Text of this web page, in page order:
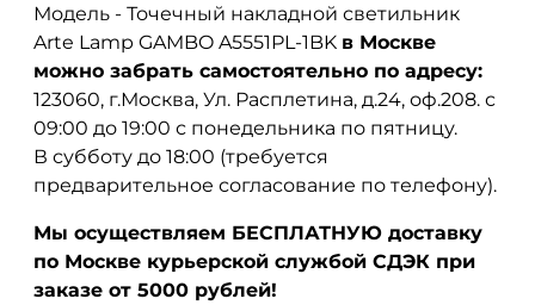
Модель - Точечный накладной светильник
Arte Lamp GAMBO A5551PL-1BK в Москве
можно забрать самостоятельно по адресу:
123060, г.Москва, Ул. Расплетина, д.24, оф.208. с
09:00 до 19:00 с понедельника по пятницу.
В субботу до 18:00 (требуется
предварительное согласование по телефону).
Мы осуществляем БЕСПЛАТНУЮ доставку
по Москве курьерской службой СДЭК при
заказе от 5000 рублей!